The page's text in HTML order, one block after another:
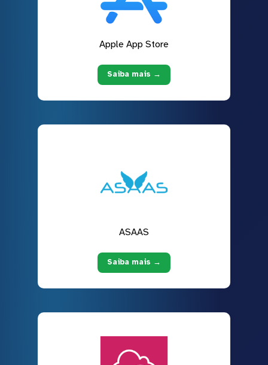
Apple App Store
Saiba mais →
ASAAS
Saiba mais →